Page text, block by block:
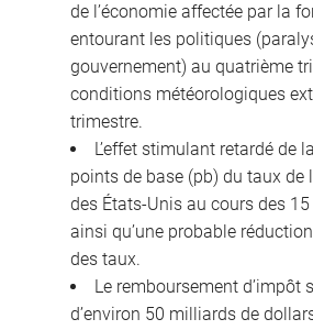
de l’économie affectée par la
entourant les politiques
gouvernement) au quatrième
conditions météorologiques
trimestre.
L’effet stimulant retardé de
points de base (pb) du taux de
des États-Unis au cours des
ainsi qu’une probable
des taux.
Le remboursement d’impôt
d’environ 50 milliards de